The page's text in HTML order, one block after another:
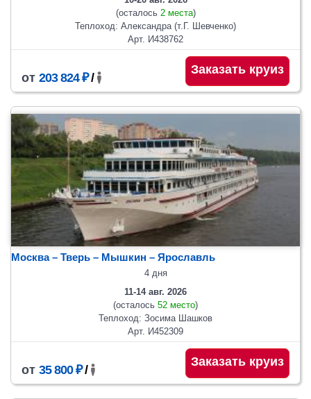
(осталось 2 места)
Теплоход: Александра (т.Г. Шевченко)
Арт. И438762
от 203 824 ₽/
Заказать круиз
Москва – Тверь – Мышкин – Ярославль
4 дня
11-14 авг. 2026
(осталось 52 место)
Теплоход: Зосима Шашков
Арт. И452309
от 35 800 ₽/
Заказать круиз